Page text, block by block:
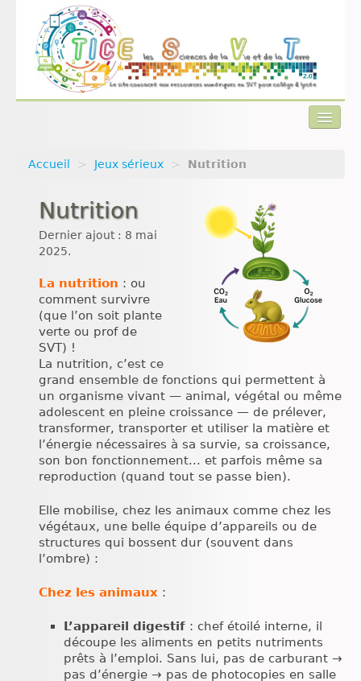
Plan du site
Qui sommes-nous ?
Contact
Accueil > Jeux sérieux > Nutrition
Nutrition
Dernier ajout : 8 mai
2025.
La nutrition : ou
comment survivre
(que l’on soit plante
verte ou prof de
SVT) !
La nutrition, c’est ce
grand ensemble de fonctions qui permettent à
un organisme vivant — animal, végétal ou même
adolescent en pleine croissance — de prélever,
transformer, transporter et utiliser la matière et
l’énergie nécessaires à sa survie, sa croissance,
son bon fonctionnement... et parfois même sa
reproduction (quand tout se passe bien).
Elle mobilise, chez les animaux comme chez les
végétaux, une belle équipe d’appareils ou de
structures qui bossent dur (souvent dans
l’ombre) :
Chez les animaux :
L’appareil digestif : chef étoilé interne, il
découpe les aliments en petits nutriments
prêts à l’emploi. Sans lui, pas de carburant →
pas d’énergie → pas de photocopies en salle